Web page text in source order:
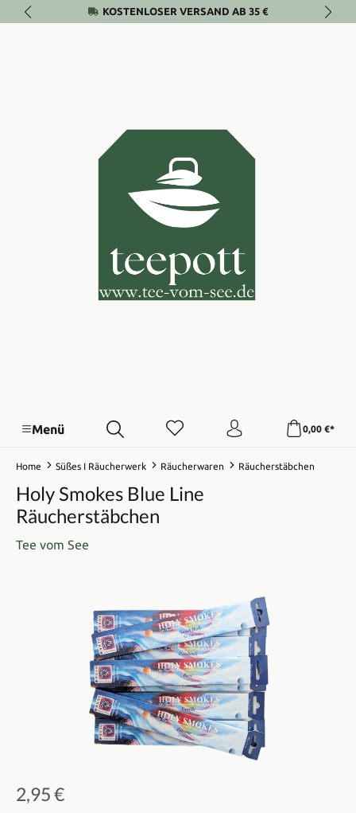
Zum Hauptinhalt springenKOSTENLOSER VERSAND AB 35 €
Menü 0,00 €*
Home Süßes I Räucherwerk Räucherwaren Räucherstäbchen
Holy Smokes Blue Line
Räucherstäbchen
Tee vom See
Regulärer Preis:
2,95 €